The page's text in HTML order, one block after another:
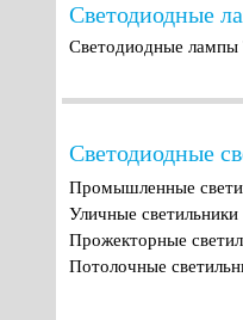
Светодиодные
Светодиодные лампы
Светодиодные
Промышленные
Уличные светильники
Прожекторные
Потолочные